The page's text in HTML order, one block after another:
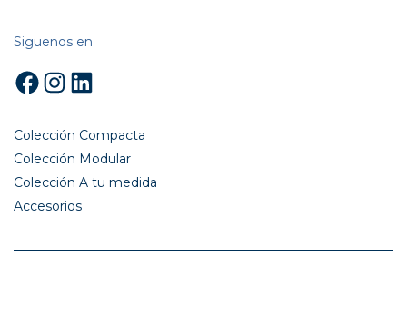
Siguenos en
Facebook
Instagram
LinkedIn
Colección Compacta
Colección Modular
Colección A tu medida
Accesorios